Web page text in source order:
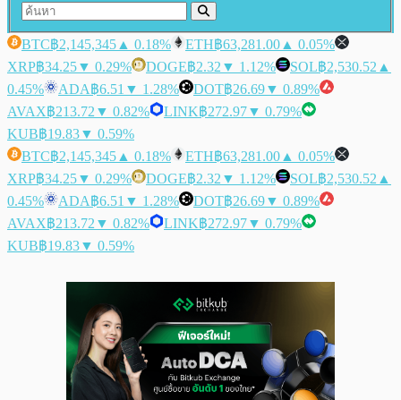
BTC฿2,145,345 ▲ 0.18% ETH฿63,281.00 ▲ 0.05%
XRP฿34.25▼ 0.29% DOGE฿2.32 ▼ 1.12% SOL฿2,530.52 ▲
0.45%
ADA฿6.51 ▼ 1.28% DOT฿26.69▼ 0.89%
AVAX฿213.72 ▼ 0.82% LINK฿272.97▼ 0.79%
KUB฿19.83▼ 0.59%
BTC฿2,145,345 ▲ 0.18% ETH฿63,281.00 ▲ 0.05%
XRP฿34.25▼ 0.29% DOGE฿2.32 ▼ 1.12% SOL฿2,530.52 ▲
0.45%
ADA฿6.51 ▼ 1.28% DOT฿26.69▼ 0.89%
AVAX฿213.72 ▼ 0.82% LINK฿272.97▼ 0.79%
KUB฿19.83▼ 0.59%